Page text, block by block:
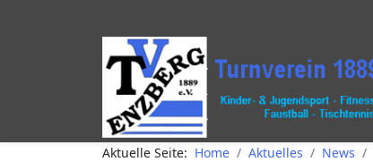
Aktuelle Seite: Home Aktuelles News